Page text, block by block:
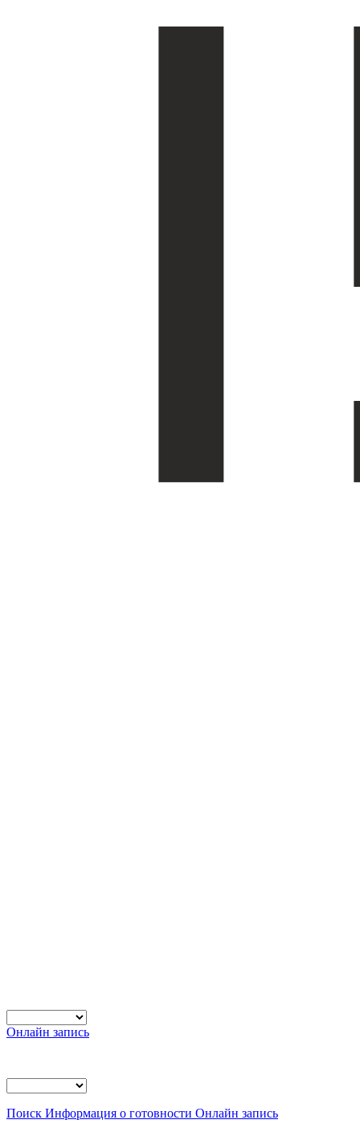
Онлайн запись
Поиск Информация о готовности Онлайн запись